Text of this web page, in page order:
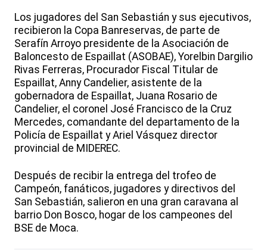
Los jugadores del San Sebastián y sus ejecutivos,
recibieron la Copa Banreservas, de parte de
Serafín Arroyo presidente de la Asociación de
Baloncesto de Espaillat (ASOBAE), Yorelbin Dargilio
Rivas Ferreras, Procurador Fiscal Titular de
Espaillat, Anny Candelier, asistente de la
gobernadora de Espaillat, Juana Rosario de
Candelier, el coronel José Francisco de la Cruz
Mercedes, comandante del departamento de la
Policía de Espaillat y Ariel Vásquez director
provincial de MIDEREC.
Después de recibir la entrega del trofeo de
Campeón, fanáticos, jugadores y directivos del
San Sebastián, salieron en una gran caravana al
barrio Don Bosco, hogar de los campeones del
BSE de Moca.